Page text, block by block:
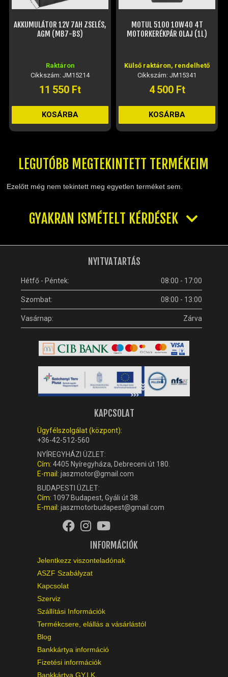
MOTUL 5100 10W40 4T
MOTORKERÉKPÁR OLAJ (1L)
Külső raktáron, rendelhető
Cikkszám: JM15341
4 500 Ft
KOSÁRBA
MOTUL CHAIN LUBE ROAD C2
LÁNCKENŐ SPRAY (400ML)
Külső raktáron, rendelhető
Cikkszám: JM15383
5 360 Ft
KOSÁRBA
LEGUTÓBB MEGTEKINTETT TERMÉKEIM
Ezelőtt még nem tekintett meg egyetlen terméket sem.
GYAKRAN ISMÉTELT KÉRDÉSEK
NYITVATARTÁS
Hétfő - Péntek: 08:00 - 17:00
Szombat: 08:00 - 13:00
Vasárnap: Zárva
KAPCSOLAT
Ügyfélszolgálat (központ):
+36-42-512-560
NYÍREGYHÁZI ÜZLET:
Cím: 4405 Nyíregyháza, Debreceni út 180.
E-mail: jaszmotor@gmail.com
BUDAPESTI ÜZLET:
Cím: 1097 Budapest, Gyáli út 38.
E-mail: jaszmotorbudapest@gmail.com
INFORMÁCIÓK
Jelentkezz viszonteladónak
ASZF Szabályzat
Kapcsolat
Szerviz
Szállítási Információk
Termékcsere, elállás a vásárlástól
Blog
Bankkártya információ
Fizetési információk
Bankkártya GY.I.K.